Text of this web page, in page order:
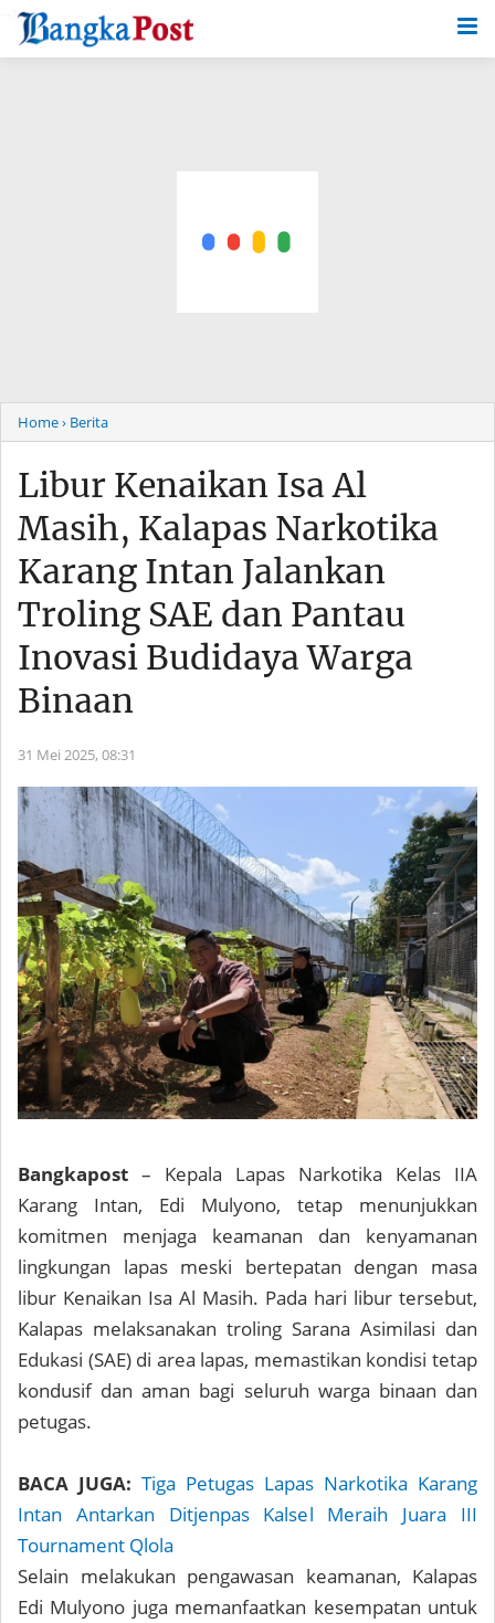
-->
Home› Berita
Libur Kenaikan Isa Al
Masih, Kalapas Narkotika
Karang Intan Jalankan
Troling SAE dan Pantau
Inovasi Budidaya Warga
Binaan
31 Mei 2025, 08:31
Bangkapost – Kepala Lapas Narkotika Kelas IIA
Karang Intan, Edi Mulyono, tetap menunjukkan
komitmen menjaga keamanan dan kenyamanan
lingkungan lapas meski bertepatan dengan masa
libur Kenaikan Isa Al Masih. Pada hari libur tersebut,
Kalapas melaksanakan troling Sarana Asimilasi dan
Edukasi (SAE) di area lapas, memastikan kondisi tetap
kondusif dan aman bagi seluruh warga binaan dan
petugas.
BACA JUGA: Tiga Petugas Lapas Narkotika Karang
Intan Antarkan Ditjenpas Kalsel Meraih Juara III
Tournament Qlola
Selain melakukan pengawasan keamanan, Kalapas
Edi Mulyono juga memanfaatkan kesempatan untuk